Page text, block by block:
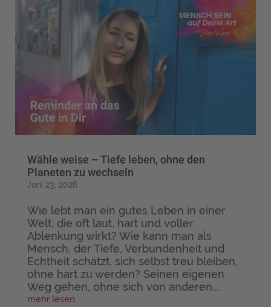
Wähle weise – Tiefe leben, ohne den
Planeten zu wechseln
Juni 23, 2026
Wie lebt man ein gutes Leben in einer
Welt, die oft laut, hart und voller
Ablenkung wirkt? Wie kann man als
Mensch, der Tiefe, Verbundenheit und
Echtheit schätzt, sich selbst treu bleiben,
ohne hart zu werden? Seinen eigenen
Weg gehen, ohne sich von anderen...
mehr lesen